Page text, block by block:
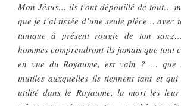
Mon Jésus… ils t’ont dépouillé de tout…
que je t’ai tissée d’une seule pièce… avec
tunique à présent rougie de ton
hommes comprendront-ils jamais que tout
en vue du Royaume, est vain ? … que
inutiles auxquelles ils tiennent tant et qui
utilité dans le Royaume, la mort les